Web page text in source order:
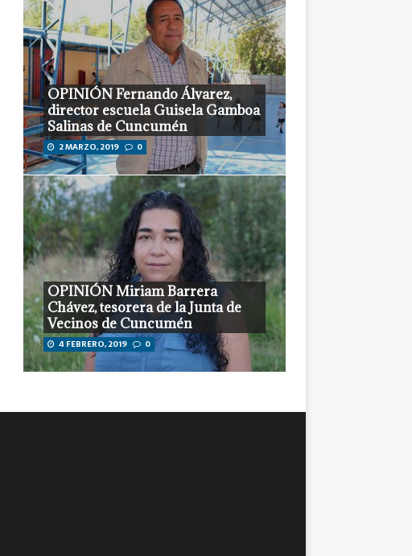
OPINIÓN Fernando Álvarez,
director escuela Guisela Gamboa
Salinas de Cuncumén
2 MARZO, 2019 0
OPINIÓN Miriam Barrera
Chávez, tesorera de la Junta de
Vecinos de Cuncumén
4 FEBRERO, 2019 0